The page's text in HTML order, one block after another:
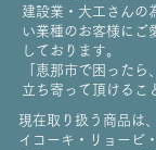
建設業・大工さんの
い業種のお客様にご
しております。
「恵那市で困った
立ち寄って頂けるこ
現在取り扱う商品は
イコーキ・リョービ